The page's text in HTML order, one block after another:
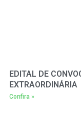
EDITAL DE
EXTRAORDINÁRIA
Confira »